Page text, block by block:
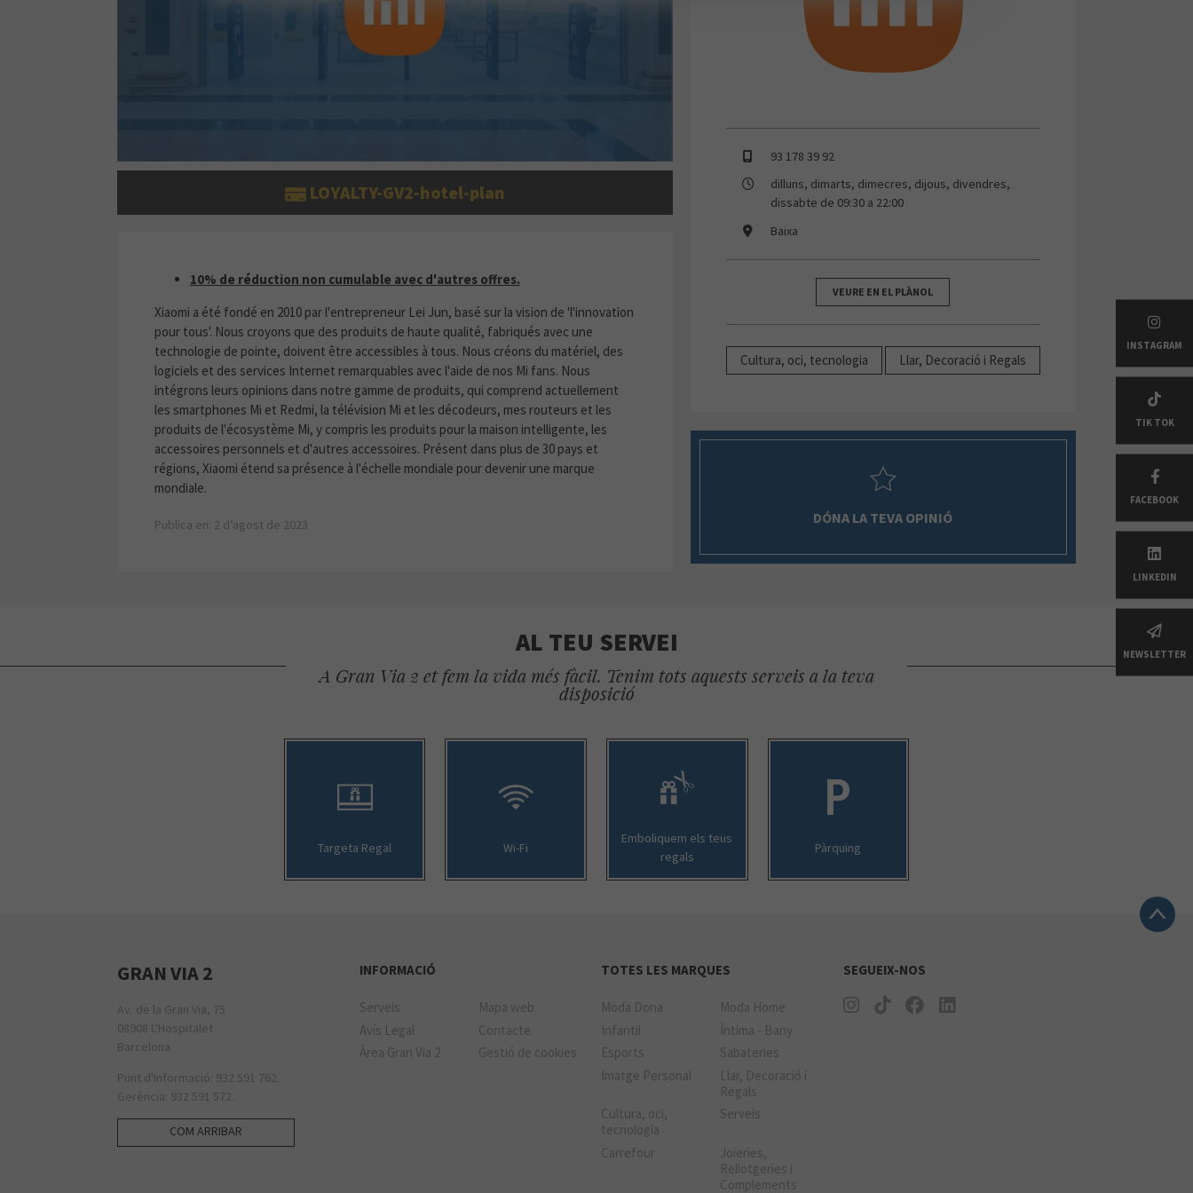
INSTAGRAM
TIK TOK
FACEBOOK
LINKEDIN
NEWSLETTER
LOYALTY-GV2-hotel-plan
10% DE RÉDUCTION NON CUMULABLE AVEC D'AUTRES OFFRES
10% de réduction non cumulable avec d'autres offres.
Xiaomi a été fondé en 2010 par l'entrepreneur Lei Jun, basé sur la vision de 'l'innovation
pour tous'. Nous croyons que des produits de haute qualité, fabriqués avec une
technologie de pointe, doivent être accessibles à tous. Nous créons du matériel, des
logiciels et des services Internet remarquables avec l'aide de nos Mi fans. Nous
intégrons leurs opinions dans notre gamme de produits, qui comprend actuellement
les smartphones Mi et Redmi, la télévision Mi et les décodeurs, mes routeurs et les
produits de l'écosystème Mi, y compris les produits pour la maison intelligente, les
accessoires personnels et d'autres accessoires. Présent dans plus de 30 pays et
régions, Xiaomi étend sa présence à l'échelle mondiale pour devenir une marque
mondiale.
Publica en: 2 d’agost de 2023
93 178 39 92
dilluns, dimarts, dimecres, dijous, divendres,
dissabte de 09:30 a 22:00
Baixa
VEURE EN EL PLÀNOL
Cultura, oci, tecnologia Llar, Decoració i Regals
DÓNA LA TEVA OPINIÓ
AL TEU SERVEI
A Gran Via 2 et fem la vida més fàcil. Tenim tots aquests serveis a la teva
disposició
Targeta Regal Wi-Fi
Emboliquem els teus
regals
Pàrquing
GRAN VIA 2
Av. de la Gran Via, 75
08908 L'Hospitalet
Barcelona
Punt d'Informació: 932 591 762.
Gerència: 932 591 572.
COM ARRIBAR
INFORMACIÓ
Serveis
Mapa web
Avís Legal
Contacte
Àrea Gran Via 2
Gestió de cookies
TOTES LES MARQUES
Moda Dona
Moda Home
Infantil
Íntima - Bany
Esports
Sabateries
Imatge Personal
Llar, Decoració i
Regals
Cultura, oci,
tecnologia
Serveis
Carrefour
Joieries,
Rellotgeries i
Complements
SEGUEIX-NOS